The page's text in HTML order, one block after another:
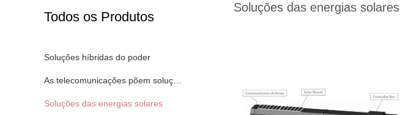
Todos os Produtos
Soluções híbridas do poder
As telecomunicações põem soluções
Soluções das energias solares
Soluções das energias solares